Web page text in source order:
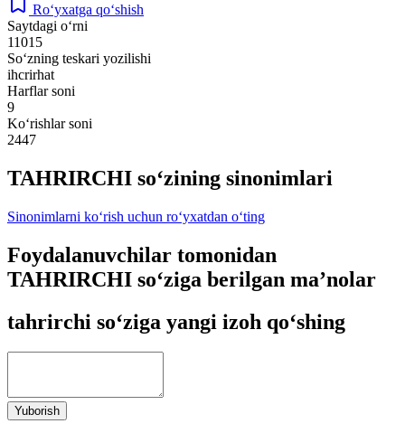
Ro‘yxatga qo‘shish
Saytdagi o‘rni
11015
So‘zning teskari yozilishi
ihcrirhat
Harflar soni
9
Ko‘rishlar soni
2447
TAHRIRCHI so‘zining sinonimlari
Sinonimlarni ko‘rish uchun ro‘yxatdan o‘ting
Foydalanuvchilar tomonidan
TAHRIRCHI so‘ziga berilgan ma’nolar
tahrirchi so‘ziga yangi izoh qo‘shing
Yuborish